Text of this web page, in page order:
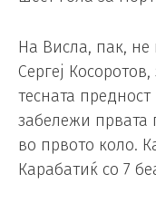
На Висла, пак, не
Сергеј
тесната
забележи првата
во првото коло.
Карабатиќ со 7